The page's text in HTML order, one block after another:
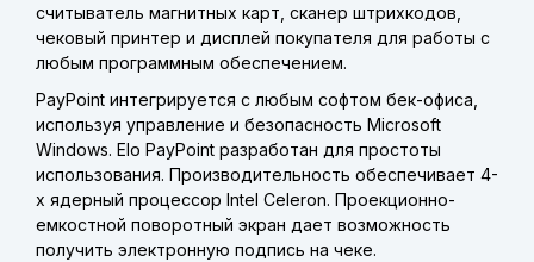
считыватель магнитных карт, сканер штрихкодов,
чековый принтер и дисплей покупателя для работы с
любым программным обеспечением.
PayPoint интегрируется с любым софтом бек-офиса,
используя управление и безопасность Microsoft
Windows. Elo PayPoint разработан для простоты
использования. Производительность обеспечивает 4-
х ядерный процессор Intel Celeron. Проекционно-
емкостной поворотный экран дает возможность
получить электронную подпись на чеке.